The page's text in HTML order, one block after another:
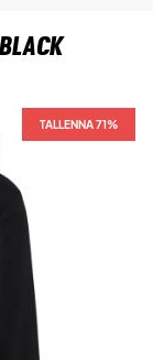
TALLENNA 71%
TALLENNA 71%
TALLENNA 71%